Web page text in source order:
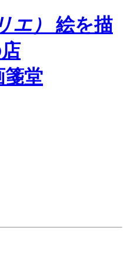
絵を描
箋堂